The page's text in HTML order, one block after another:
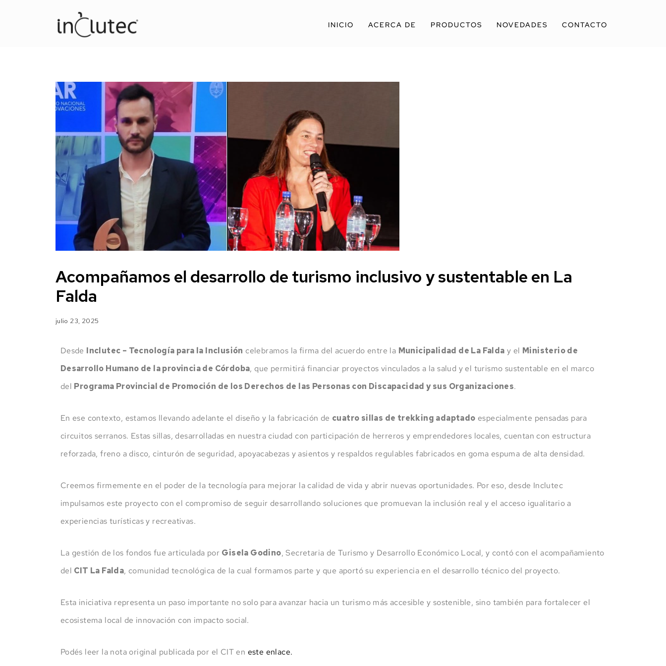
INICIO ACERCA DE PRODUCTOS NOVEDADES CONTACTO
Acompañamos el desarrollo de turismo inclusivo y sustentable en La
Falda
julio 23, 2025
Desde Inclutec – Tecnología para la Inclusión celebramos la firma del acuerdo entre la Municipalidad de La Falda y el Ministerio de
Desarrollo Humano de la provincia de Córdoba, que permitirá financiar proyectos vinculados a la salud y el turismo sustentable en el marco
del Programa Provincial de Promoción de los Derechos de las Personas con Discapacidad y sus Organizaciones.
En ese contexto, estamos llevando adelante el diseño y la fabricación de cuatro sillas de trekking adaptado especialmente pensadas para
circuitos serranos. Estas sillas, desarrolladas en nuestra ciudad con participación de herreros y emprendedores locales, cuentan con estructura
reforzada, freno a disco, cinturón de seguridad, apoyacabezas y asientos y respaldos regulables fabricados en goma espuma de alta densidad.
Creemos firmemente en el poder de la tecnología para mejorar la calidad de vida y abrir nuevas oportunidades. Por eso, desde Inclutec
impulsamos este proyecto con el compromiso de seguir desarrollando soluciones que promuevan la inclusión real y el acceso igualitario a
experiencias turísticas y recreativas.
La gestión de los fondos fue articulada por Gisela Godino, Secretaria de Turismo y Desarrollo Económico Local, y contó con el acompañamiento
del CIT La Falda, comunidad tecnológica de la cual formamos parte y que aportó su experiencia en el desarrollo técnico del proyecto.
Esta iniciativa representa un paso importante no solo para avanzar hacia un turismo más accesible y sostenible, sino también para fortalecer el
ecosistema local de innovación con impacto social.
Podés leer la nota original publicada por el CIT en este enlace.